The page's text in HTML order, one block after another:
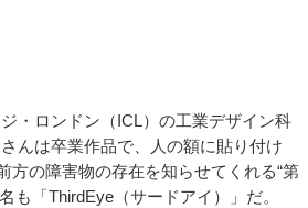
・ロンドン（ICL）の工業デザイン科
んは卒業作品で、人の額に貼り付け
方の障害物の存在を知らせてくれる“第
も「ThirdEye（サードアイ）」だ。